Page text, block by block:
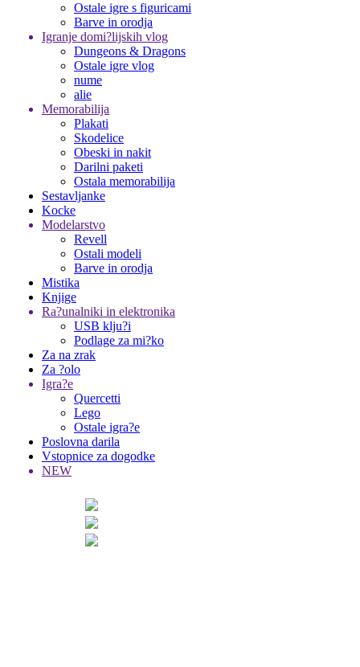
Ostale igre s figuricami
Barve in orodja
Igranje domi?lijskih vlog
Dungeons & Dragons
Ostale igre vlog
nume
alie
Memorabilija
Plakati
Skodelice
Obeski in nakit
Darilni paketi
Ostala memorabilija
Sestavljanke
Kocke
Modelarstvo
Revell
Ostali modeli
Barve in orodja
Mistika
Knjige
Ra?unalniki in elektronika
USB klju?i
Podlage za mi?ko
Za na zrak
Za ?olo
Igra?e
Quercetti
Lego
Ostale igra?e
Poslovna darila
Vstopnice za dogodke
NEW